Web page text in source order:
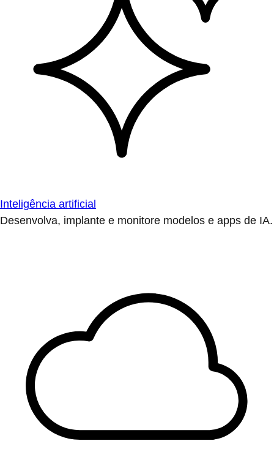
Inteligência artificial
Desenvolva, implante e monitore modelos e apps de IA.